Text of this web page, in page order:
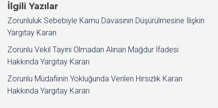
İlgili Yazılar
Zorunluluk Sebebiyle Kamu Davasının Düşürülmesine İlişkin
Yargıtay Kararı
Zorunlu Vekil Tayini Olmadan Alınan Mağdur İfadesi
Hakkında Yargıtay Kararı
Zorunlu Müdafiinin Yokluğunda Verilen Hırsızlık Kararı
Hakkında Yargıtay Kararı